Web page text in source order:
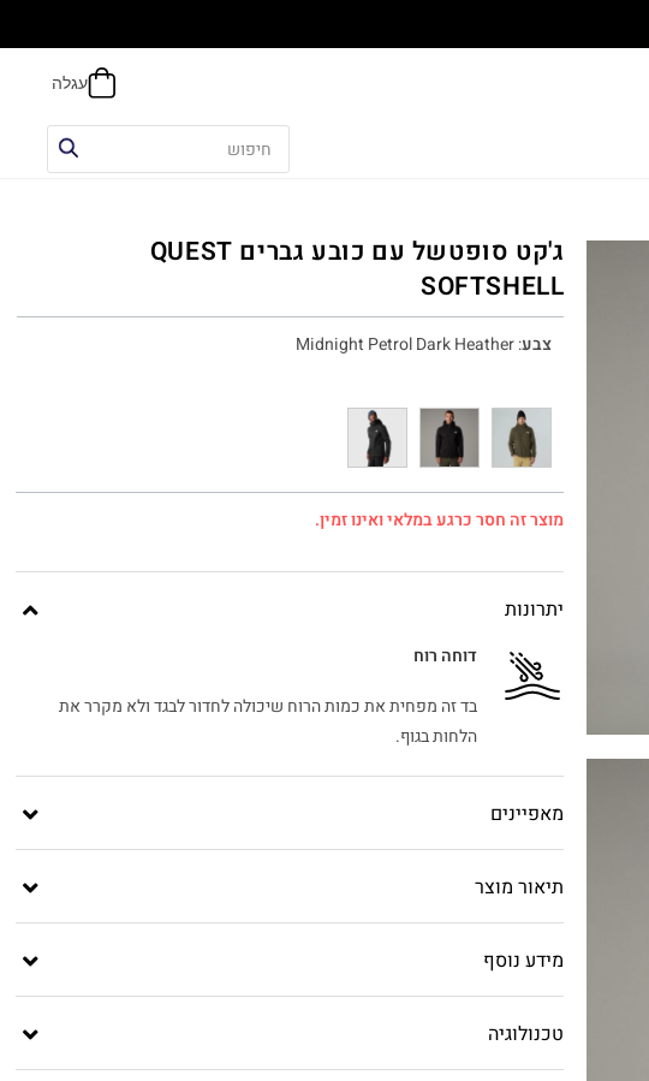
ג'קט סופטשל עם כובע גברים QUEST
SOFTSHELL
צבע:
Midnight Petrol Dark Heather
מוצר זה חסר כרגע במלאי ואינו זמין.
יתרונות
דוחה רוח
בד זה מפחית את כמות הרוח שיכולה לחדור לבגד ולא מקרר את
הלחות בגוף.
מאפיינים
תיאור מוצר
מידע נוסף
טכנולוגיה